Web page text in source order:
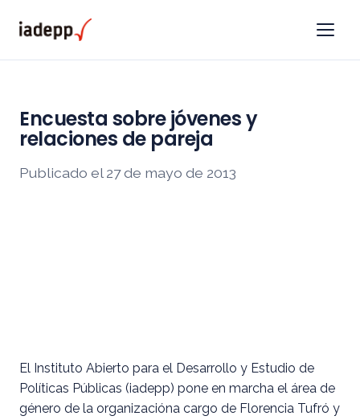
Encuesta sobre jóvenes y
relaciones de pareja
Publicado el 27 de mayo de 2013
El Instituto Abierto para el Desarrollo y Estudio de
Políticas Públicas (iadepp) pone en marcha el área de
género de la organizacióna cargo de Florencia Tufró y